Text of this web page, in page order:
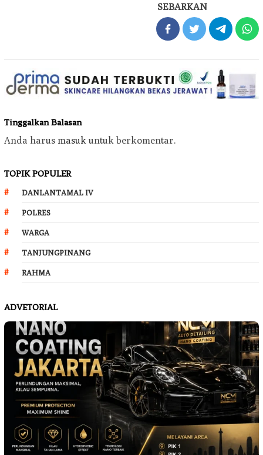
SEBARKAN
Tinggalkan Balasan
Anda harus masuk untuk berkomentar.
TOPIK POPULER
DANLANTAMAL IV
POLRES
WARGA
TANJUNGPINANG
RAHMA
ADVETORIAL